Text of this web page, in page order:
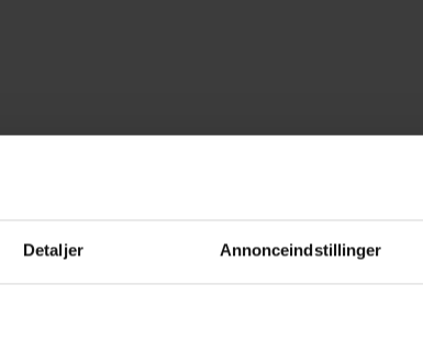
Detaljer Annonceindstillinger